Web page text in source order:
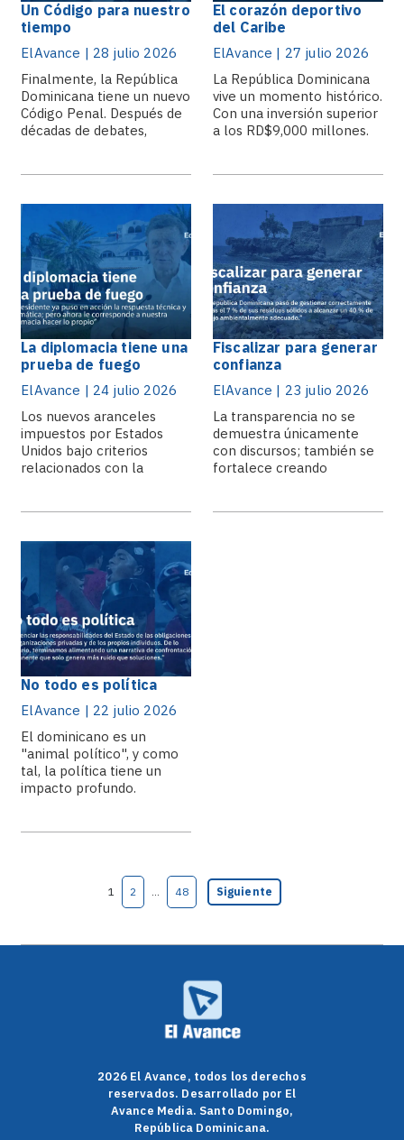
Un Código para nuestro
tiempo
ElAvance | 28 julio 2026
Finalmente, la República
Dominicana tiene un nuevo
Código Penal. Después de
décadas de debates,
El corazón deportivo
del Caribe
ElAvance | 27 julio 2026
La República Dominicana
vive un momento histórico.
Con una inversión superior
a los RD$9,000 millones.
La diplomacia tiene una
prueba de fuego
ElAvance | 24 julio 2026
Los nuevos aranceles
impuestos por Estados
Unidos bajo criterios
relacionados con la
Fiscalizar para generar
confianza
ElAvance | 23 julio 2026
La transparencia no se
demuestra únicamente
con discursos; también se
fortalece creando
No todo es política
ElAvance | 22 julio 2026
El dominicano es un
"animal político", y como
tal, la política tiene un
impacto profundo.
1 2 … 48 Siguiente
2026 El Avance, todos los derechos
reservados. Desarrollado por El
Avance Media. Santo Domingo,
República Dominicana.